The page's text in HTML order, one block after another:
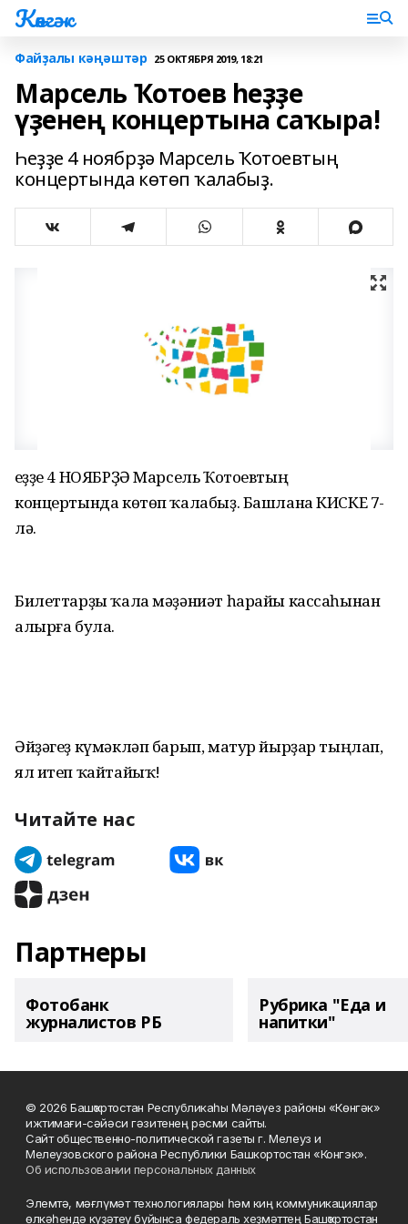
Көнгәк
Файҙалы кәңәштәр 25 ОКТЯБРЯ 2019, 18:21
Марсель Ҡотоев һеҙҙе
үҙенең концертына саҡыра!
Һеҙҙе 4 ноябрҙә Марсель Ҡотоевтың
концертында көтөп ҡалабыҙ.
Һеҙҙе 4 НОЯБРҘӘ Марсель Ҡотоевтың
концертында көтөп ҡалабыҙ. Башлана КИСКЕ 7-
лә.
Билеттарҙы ҡала мәҙәниәт һарайы кассаһынан
алырға була.
Әйҙәгеҙ күмәкләп барып, матур йырҙар тыңлап,
ял итеп ҡайтайыҡ!
Читайте нас
Партнеры
Фотобанк
журналистов РБ
Рубрика "Еда и
напитки"
© 2026 Башҡортостан Республикаһы Мәләүез районы «Көнгәк»
ижтимағи-сәйәси гәзитенең рәсми сайты.
Сайт общественно-политической газеты г. Мелеуз и
Мелеузовского района Республики Башкортостан «Конгэк».
Об использовании персональных данных
Элемтә, мәғлүмәт технологиялары һәм киң коммуникациялар
өлкәһендә күҙәтеү буйынса федераль хеҙмәттең Башҡортостан